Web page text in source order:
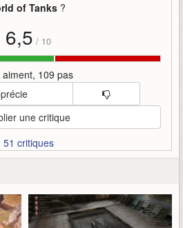
of Tanks ?
6,5 / 10
aiment, 109 pas
une critique
51 critiques